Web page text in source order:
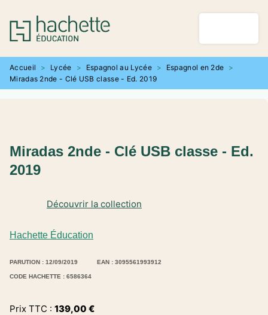
MENU RECHERCHE
PIED DE PAGE
Accueil > Lycée > Espagnol au Lycée > Espagnol en 2de >
Miradas 2nde - Clé USB classe - Ed. 2019
Hachette Éducation
Découvrir la collection
Miradas 2nde - Clé USB classe - Ed.
2019
PARUTION : 12/09/2019 EAN : 3095561993912
CODE HACHETTE : 6586364
Prix TTC : 139,00 €